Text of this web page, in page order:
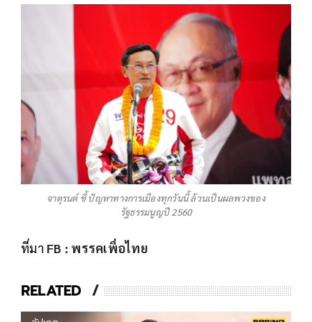
จาตุรนต์ ชี้ ปัญหาทางการเมืองทุกวันนี้ ล้วนเป็นผลพวงของ
รัฐธรรมนูญปี 2560
ที่มา FB : พรรคเพื่อไทย
RELATED